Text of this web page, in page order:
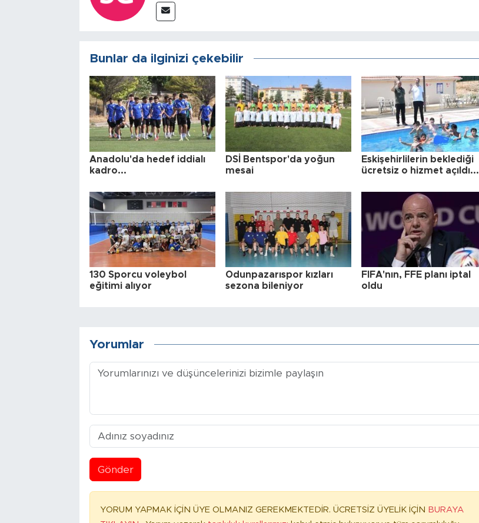
Bunlar da ilginizi çekebilir
Anadolu'da hedef iddialı
kadro...
DSİ Bentspor'da yoğun
mesai
Eskişehirlilerin beklediği
ücretsiz o hizmet açıldı...
130 Sporcu voleybol
eğitimi alıyor
Odunpazarıspor kızları
sezona bileniyor
FIFA'nın, FFE planı iptal
oldu
Yorumlar
Gönder
YORUM YAPMAK İÇİN ÜYE OLMANIZ GEREKMEKTEDİR. ÜCRETSİZ ÜYELİK İÇİN BURAYA